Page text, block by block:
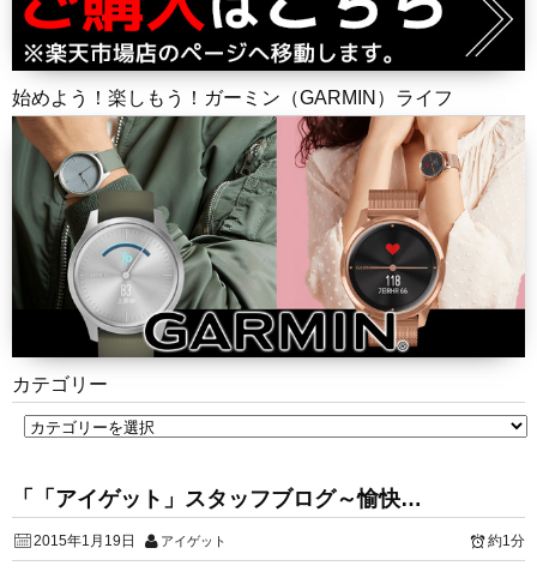
始めよう！楽しもう！ガーミン（GARMIN）ライフ
カテゴリー
「「アイゲット」スタッフブログ～愉快…
2015年1月19日 アイゲット 約1分